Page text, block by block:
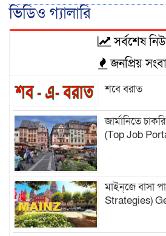
ভিডিও গ্যালারি
সর্বশেষ
জনপ্রিয়
শবে বরাত
জার্মানিতে
(Top Job
মাইন্‌জে বাসা
Strategies)